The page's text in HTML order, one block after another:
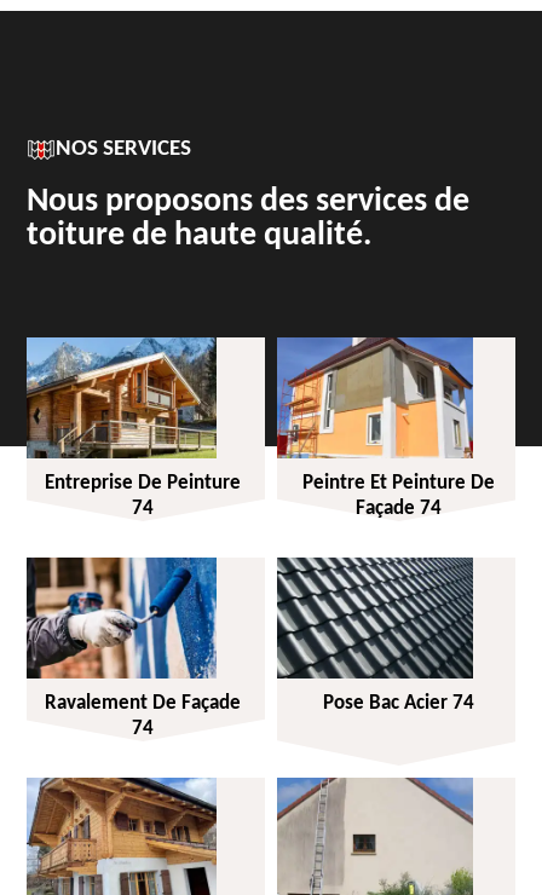
NOS SERVICES
Nous proposons des services de
toiture de haute qualité.
Entreprise De Peinture
74
Peintre Et Peinture De
Façade 74
Ravalement De Façade
74
Pose Bac Acier 74